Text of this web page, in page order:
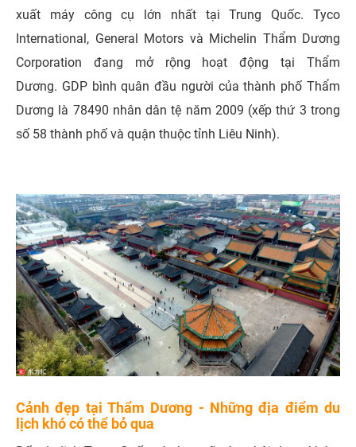
xuất máy công cụ lớn nhất tại Trung Quốc. Tyco
International, General Motors và Michelin Thẩm Dương
Corporation đang mở rộng hoạt động tại Thẩm
Dương. GDP bình quân đầu người của thành phố Thẩm
Dương là 78490 nhân dân tệ năm 2009 (xếp thứ 3 trong
số 58 thành phố và quận thuộc tỉnh Liêu Ninh).
Cảnh đẹp tại Thẩm Dương - Những địa điểm du
lịch khó có thể bỏ qua